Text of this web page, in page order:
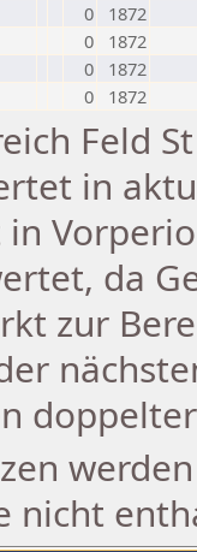
0
1872
0
1872
0
1872
0 1872
Feld
in
da
zur
nicht